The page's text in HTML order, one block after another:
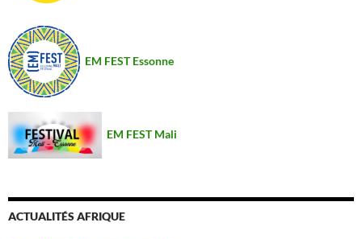
EM FEST Essonne
EM FEST Mali
ACTUALITÉS AFRIQUE